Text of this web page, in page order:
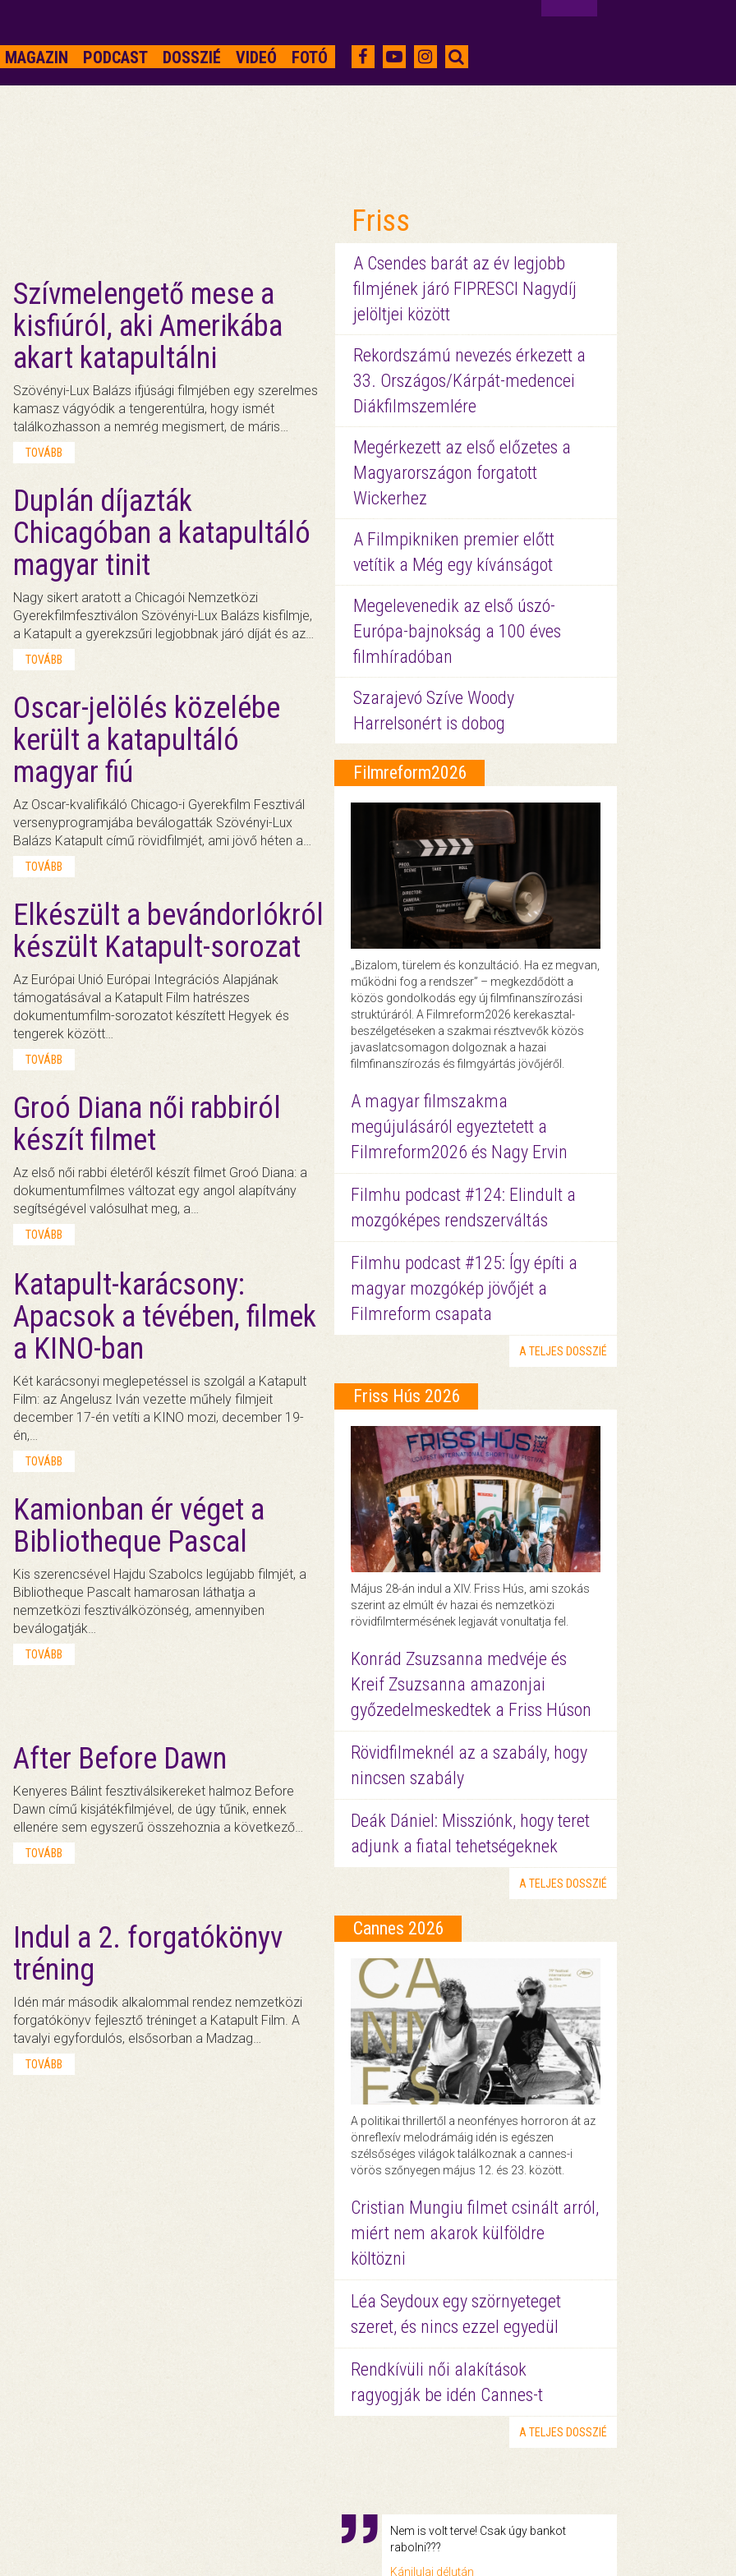
MAGAZIN PODCAST DOSSZIÉ VIDEÓ FOTÓ
Szívmelengető mese a
kisfiúról, aki Amerikába
akart katapultálni
Szövényi-Lux Balázs ifjúsági filmjében egy szerelmes
kamasz vágyódik a tengerentúlra, hogy ismét
találkozhasson a nemrég megismert, de máris…
TOVÁBB
Duplán díjazták
Chicagóban a katapultáló
magyar tinit
Nagy sikert aratott a Chicagói Nemzetközi
Gyerekfilmfesztiválon Szövényi-Lux Balázs kisfilmje,
a Katapult a gyerekzsűri legjobbnak járó díját és az…
TOVÁBB
Oscar-jelölés közelébe
került a katapultáló
magyar fiú
Az Oscar-kvalifikáló Chicago-i Gyerekfilm Fesztivál
versenyprogramjába beválogatták Szövényi-Lux
Balázs Katapult című rövidfilmjét, ami jövő héten a…
TOVÁBB
Elkészült a bevándorlókról
készült Katapult-sorozat
Az Európai Unió Európai Integrációs Alapjának
támogatásával a Katapult Film hatrészes
dokumentumfilm-sorozatot készített Hegyek és
tengerek között…
TOVÁBB
Groó Diana női rabbiról
készít filmet
Az első női rabbi életéről készít filmet Groó Diana: a
dokumentumfilmes változat egy angol alapítvány
segítségével valósulhat meg, a…
TOVÁBB
Katapult-karácsony:
Apacsok a tévében, filmek
a KINO-ban
Két karácsonyi meglepetéssel is szolgál a Katapult
Film: az Angelusz Iván vezette műhely filmjeit
december 17-én vetíti a KINO mozi, december 19-
én,…
TOVÁBB
Kamionban ér véget a
Bibliotheque Pascal
Kis szerencsével Hajdu Szabolcs legújabb filmjét, a
Bibliotheque Pascalt hamarosan láthatja a
nemzetközi fesztiválközönség, amennyiben
beválogatják…
TOVÁBB
After Before Dawn
Kenyeres Bálint fesztiválsikereket halmoz Before
Dawn című kisjátékfilmjével, de úgy tűnik, ennek
ellenére sem egyszerű összehoznia a következő…
TOVÁBB
Indul a 2. forgatókönyv
tréning
Idén már második alkalommal rendez nemzetközi
forgatókönyv fejlesztő tréninget a Katapult Film. A
tavalyi egyfordulós, elsősorban a Madzag…
TOVÁBB
Friss
A Csendes barát az év legjobb
filmjének járó FIPRESCI Nagydíj
jelöltjei között
Rekordszámú nevezés érkezett a
33. Országos/Kárpát-medencei
Diákfilmszemlére
Megérkezett az első előzetes a
Magyarországon forgatott
Wickerhez
A Filmpikniken premier előtt
vetítik a Még egy kívánságot
Megelevenedik az első úszó-
Európa-bajnokság a 100 éves
filmhíradóban
Szarajevó Szíve Woody
Harrelsonért is dobog
Filmreform2026
„Bizalom, türelem és konzultáció. Ha ez megvan,
működni fog a rendszer” – megkezdődött a
közös gondolkodás egy új filmfinanszírozási
struktúráról. A Filmreform2026 kerekasztal-
beszélgetéseken a szakmai résztvevők közös
javaslatcsomagon dolgoznak a hazai
filmfinanszírozás és filmgyártás jövőjéről.
A magyar filmszakma
megújulásáról egyeztetett a
Filmreform2026 és Nagy Ervin
Filmhu podcast #124: Elindult a
mozgóképes rendszerváltás
Filmhu podcast #125: Így építi a
magyar mozgókép jövőjét a
Filmreform csapata
A TELJES DOSSZIÉ
Friss Hús 2026
Május 28-án indul a XIV. Friss Hús, ami szokás
szerint az elmúlt év hazai és nemzetközi
rövidfilmtermésének legjavát vonultatja fel.
Konrád Zsuzsanna medvéje és
Kreif Zsuzsanna amazonjai
győzedelmeskedtek a Friss Húson
Rövidfilmeknél az a szabály, hogy
nincsen szabály
Deák Dániel: Missziónk, hogy teret
adjunk a fiatal tehetségeknek
A TELJES DOSSZIÉ
Cannes 2026
A politikai thrillertől a neonfényes horroron át az
önreflexív melodrámáig idén is egészen
szélsőséges világok találkoznak a cannes-i
vörös szőnyegen május 12. és 23. között.
Cristian Mungiu filmet csinált arról,
miért nem akarok külföldre
költözni
Léa Seydoux egy szörnyeteget
szeret, és nincs ezzel egyedül
Rendkívüli női alakítások
ragyogják be idén Cannes-t
A TELJES DOSSZIÉ
Nem is volt terve! Csak úgy bankot
rabolni???
Kánilulai délután